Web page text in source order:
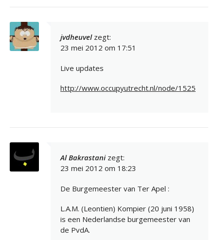
jvdheuvel zegt:
23 mei 2012 om 17:51
Live updates
http://www.occupyutrecht.nl/node/1525
Al Bakrastani zegt:
23 mei 2012 om 18:23
De Burgemeester van Ter Apel :
L.A.M. (Leontien) Kompier (20 juni 1958)
is een Nederlandse burgemeester van
de PvdA.